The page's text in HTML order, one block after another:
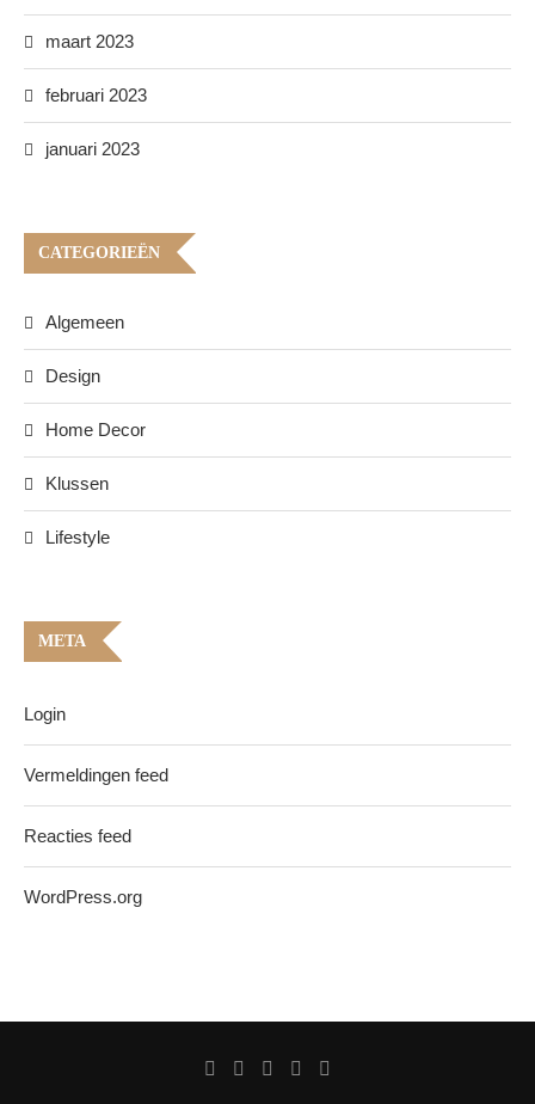
maart 2023
februari 2023
januari 2023
CATEGORIEËN
Algemeen
Design
Home Decor
Klussen
Lifestyle
META
Login
Vermeldingen feed
Reacties feed
WordPress.org